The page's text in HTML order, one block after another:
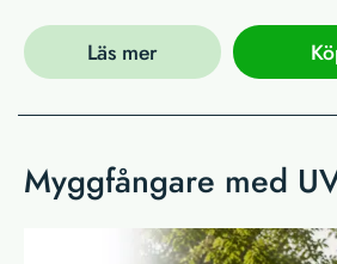
Läs mer
Myggfångare med